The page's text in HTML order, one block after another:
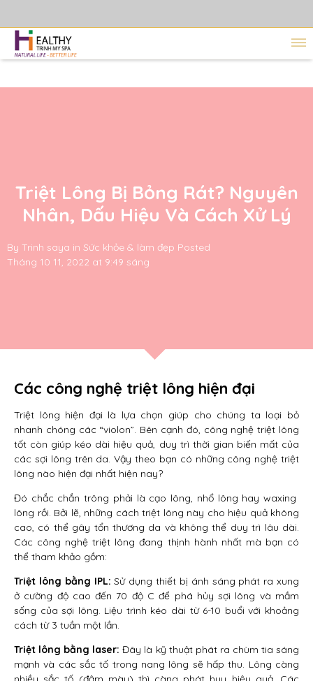
Triệt Lông Bị Bỏng Rát? Nguyên
Nhân, Dấu Hiệu Và Cách Xử Lý
By Trinh saya in Sức khỏe & làm đẹp Posted
Tháng 10 11, 2022 at 9:49 sáng
Các công nghệ triệt lông hiện đại
Triệt lông hiện đại là lựa chọn giúp cho chúng ta loại bỏ
nhanh chóng các “violon”. Bên cạnh đó, công nghệ triệt lông
tốt còn giúp kéo dài hiệu quả, duy trì thời gian biến mất của
các sợi lông trên da. Vậy theo bạn có những công nghệ triệt
lông nào hiện đại nhất hiện nay?
Đó chắc chắn trông phải là cạo lông, nhổ lông hay waxing
lông rồi. Bởi lẽ, những cách triệt lông này cho hiệu quả không
cao, có thể gây tổn thương da và không thể duy trì lâu dài.
Các công nghệ triệt lông đang thịnh hành nhất mà bạn có
thể tham khảo gồm:
Triệt lông bằng IPL: Sử dụng thiết bị ánh sáng phát ra xung
ở cường độ cao đến 70 độ C để phá hủy sợi lông và mầm
sống của sợi lông. Liệu trình kéo dài từ 6-10 buổi với khoảng
cách từ 3 tuần một lần.
Triệt lông bằng laser: Đây là kỹ thuật phát ra chùm tia sáng
mạnh và các sắc tố trong nang lông sẽ hấp thu. Lông càng